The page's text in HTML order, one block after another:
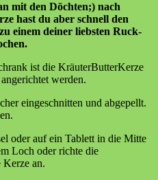
mit den Döchten;) nach
hast du aber schnell den
einem deiner liebsten Ruck-
ist die KräuterButterKerze
werden.
eingeschnitten und abgepellt.
oder auf ein Tablett in die Mitte
Loch oder richte die
Kerze an.